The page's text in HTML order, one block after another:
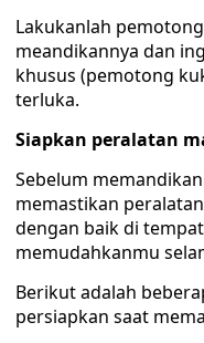
Lakukanlah
meandikannya dan
khusus (pemotong
terluka.
Siapkan peralatan
Sebelum
memastikan
dengan baik di
memudahkanmu
Berikut adalah
persiapkan saat